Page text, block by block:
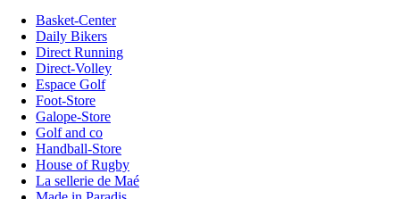
Basket-Center
Daily Bikers
Direct Running
Direct-Volley
Espace Golf
Foot-Store
Galope-Store
Golf and co
Handball-Store
House of Rugby
La sellerie de Maé